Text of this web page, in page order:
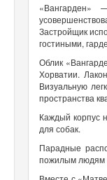
«Вангарден»
Застройщик
гостиными,
Облик
Хорватии.
Визуальную
пространства
Каждый корпус
для собак.
Парадные
пожилым людям